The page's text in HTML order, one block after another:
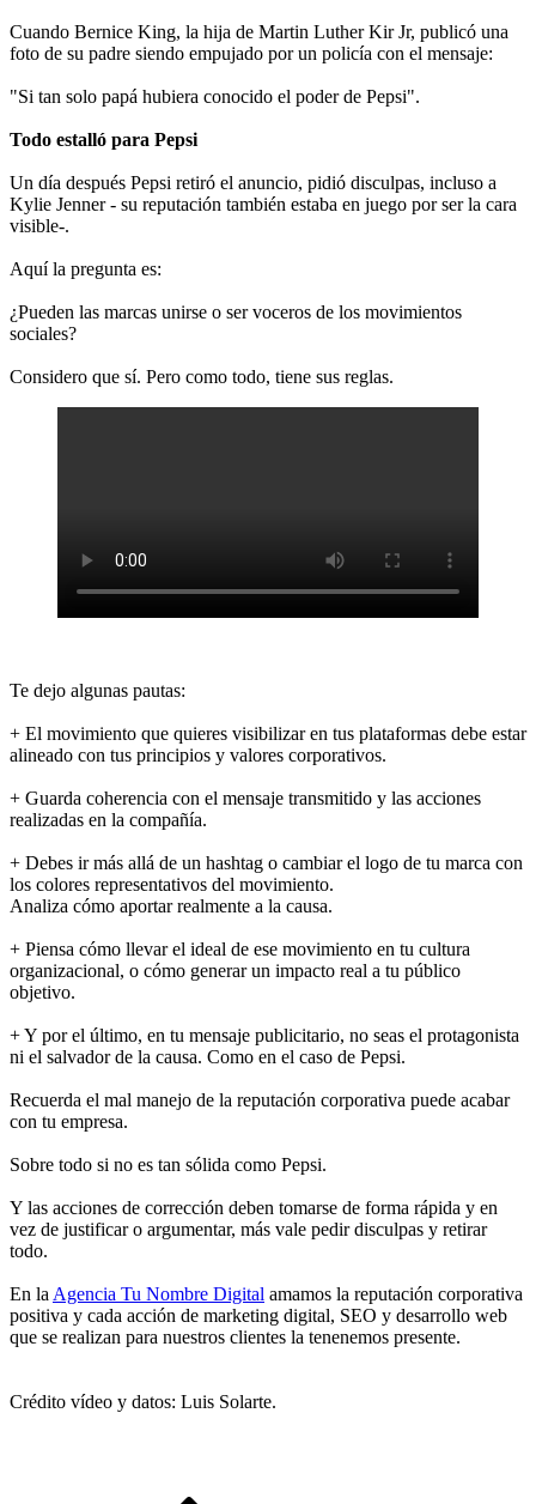
Cuando Bernice King, la hija de Martin Luther Kir Jr, publicó una
foto de su padre siendo empujado por un policía con el mensaje:
"Si tan solo papá hubiera conocido el poder de Pepsi".
Todo estalló para Pepsi
Un día después Pepsi retiró el anuncio, pidió disculpas, incluso a
Kylie Jenner - su reputación también estaba en juego por ser la cara
visible-.
Aquí la pregunta es:
¿Pueden las marcas unirse o ser voceros de los movimientos
sociales?
Considero que sí. Pero como todo, tiene sus reglas.
Te dejo algunas pautas:
+ El movimiento que quieres visibilizar en tus plataformas debe estar
alineado con tus principios y valores corporativos.
+ Guarda coherencia con el mensaje transmitido y las acciones
realizadas en la compañía.
+ Debes ir más allá de un hashtag o cambiar el logo de tu marca con
los colores representativos del movimiento.
Analiza cómo aportar realmente a la causa.
+ Piensa cómo llevar el ideal de ese movimiento en tu cultura
organizacional, o cómo generar un impacto real a tu público
objetivo.
+ Y por el último, en tu mensaje publicitario, no seas el protagonista
ni el salvador de la causa. Como en el caso de Pepsi.
Recuerda el mal manejo de la reputación corporativa puede acabar
con tu empresa.
Sobre todo si no es tan sólida como Pepsi.
Y las acciones de corrección deben tomarse de forma rápida y en
vez de justificar o argumentar, más vale pedir disculpas y retirar
todo.
En la Agencia Tu Nombre Digital amamos la reputación corporativa
positiva y cada acción de marketing digital, SEO y desarrollo web
que se realizan para nuestros clientes la tenenemos presente.
Crédito vídeo y datos: Luis Solarte.